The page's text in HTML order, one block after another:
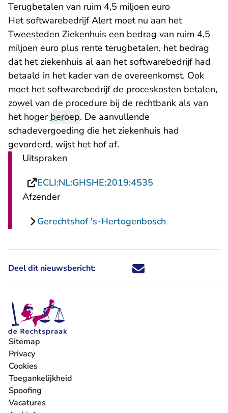
Terugbetalen van ruim 4,5 miljoen euro
Het softwarebedrijf Alert moet nu aan het
Tweesteden Ziekenhuis een bedrag van ruim 4,5
miljoen euro plus rente terugbetalen, het bedrag
dat het ziekenhuis al aan het softwarebedrijf had
betaald in het kader van de overeenkomst. Ook
moet het softwarebedrijf de proceskosten betalen,
zowel van de procedure bij de rechtbank als van
het hogerberoep. De aanvullende
schadevergoeding die het ziekenhuis had
gevorderd, wijst het hof af.
Uitspraken
ECLI:NL:GHSHE:2019:4535
Afzender
Gerechtshof 's-Hertogenbosch
Deel dit nieuwsbericht: Deel dit nieuwsbericht via X -
Deel dit nieuwsbericht via
Deel dit nieuwsbericht
Deel dit
Sitemap
Privacy
Cookies
Toegankelijkheid
Spoofing
Vacatures
- U verlaat Rechtspraak.nl